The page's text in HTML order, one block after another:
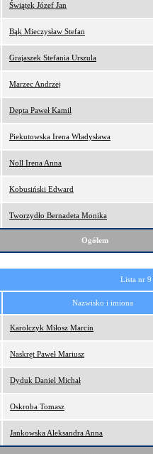
Świątek Józef Jan
Bąk Mieczysław Stefan
Grajaszek Stefania Urszula
Marzec Andrzej
Depta Paweł Kamil
Piekutowska Irena Władysława
Noll Irena Anna
Kobusiński Edward
Tworzydło Bernadeta Monika
Ogółem
Lista nr
Nazwisko i imiona
Karolczyk Miłosz Marcin
Naskręt Paweł Mariusz
Dyduk Daniel Michał
Oskroba Tomasz
Jankowska Aleksandra Anna